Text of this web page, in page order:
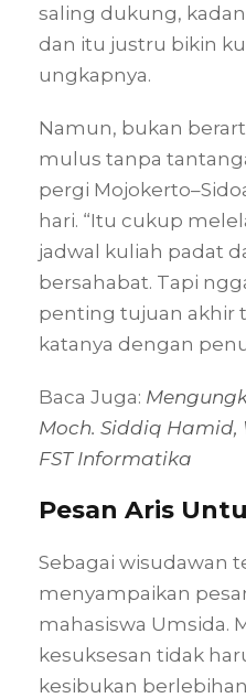
saling dukung,
dan itu justru bikin
ungkapnya.
Namun, bukan
mulus tanpa
pergi
hari. “Itu cukup
jadwal kuliah padat
bersahabat. Tapi
penting tujuan akhir
katanya dengan
Baca Juga:
Moch. Siddiq
FST Informatika
Pesan Aris
Sebagai wisudawan
menyampaikan
mahasiswa Umsida.
kesuksesan tidak
kesibukan